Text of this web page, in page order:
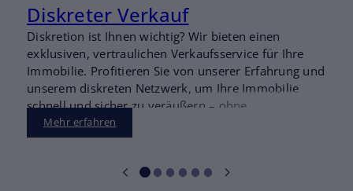
Diskreter Verkauf
Diskretion ist Ihnen wichtig? Wir bieten einen
exklusiven, vertraulichen Verkaufsservice für Ihre
Immobilie. Profitieren Sie von unserer Erfahrung und
unserem diskreten Netzwerk, um Ihre Immobilie
schnell und sicher zu veräußern – ohne
unerwünschte Aufmerksamkeit.
Mehr erfahren